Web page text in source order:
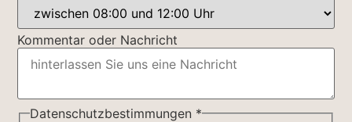
Kommentar oder Nachricht
Datenschutzbestimmungen *